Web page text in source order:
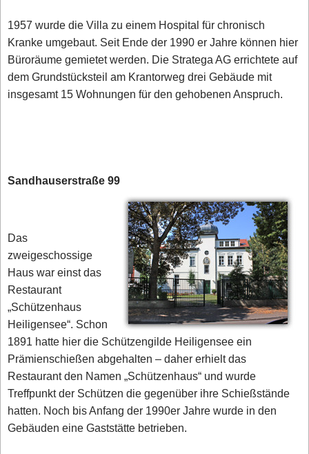
1957 wurde die Villa zu einem Hospital für chronisch
Kranke umgebaut. Seit Ende der 1990 er Jahre können hier
Büroräume gemietet werden. Die Stratega AG errichtete auf
dem Grundstücksteil am Krantorweg drei Gebäude mit
insgesamt 15 Wohnungen für den gehobenen Anspruch.
Sandhauserstraße 99
Das
zweigeschossige
Haus war einst das
Restaurant
„Schützenhaus
Heiligensee“. Schon
1891 hatte hier die Schützengilde Heiligensee ein
Prämienschießen abgehalten – daher erhielt das
Restaurant den Namen „Schützenhaus“ und wurde
Treffpunkt der Schützen die gegenüber ihre Schießstände
hatten. Noch bis Anfang der 1990er Jahre wurde in den
Gebäuden eine Gaststätte betrieben.